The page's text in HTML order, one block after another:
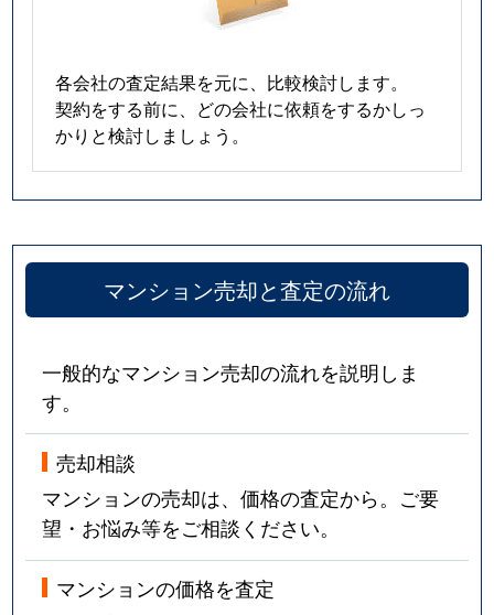
各会社の査定結果を元に、比較検討します。
契約をする前に、どの会社に依頼をするかしっ
かりと検討しましょう。
マンション売却と査定の流れ
一般的なマンション売却の流れを説明しま
す。
売却相談
マンションの売却は、価格の査定から。ご要
望・お悩み等をご相談ください。
マンションの価格を査定